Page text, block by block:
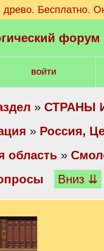
древо. Бесплатно.
ВОЙТИ
» СТРАНЫ
» Россия,
область »
Вниз ⇊